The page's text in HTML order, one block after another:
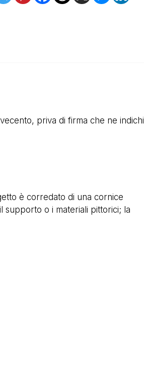
priva di firma che ne indichi
è corredato di una cornice
supporto o i materiali pittorici; la